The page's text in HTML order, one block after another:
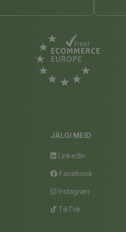
JÄLGI MEID
LinkedIn
Facebook
Instagram
TikTok